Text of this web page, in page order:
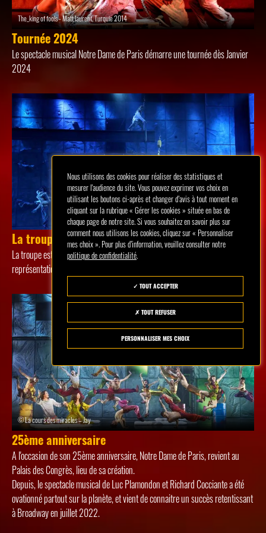
The_king of fools - Matt laurent, Turquie 2014
Tournée 2024
Le spectacle musical Notre Dame de Paris démarre une tournée dès Janvier
2024
La troupe en répétition
La troupe est en répétition depuis début Novembre 2023 pour les premières
représentations au Palais des Congrès de Paris.
© La cours des miracles – Jay
25ème anniversaire
A l'occasion de son 25ème anniversaire, Notre Dame de Paris, revient au
Palais des Congrès, lieu de sa création.
Depuis, le spectacle musical de Luc Plamondon et Richard Cocciante a été
ovationné partout sur la planète, et vient de connaitre un succès retentissant
à Broadway en juillet 2022.
Nous utilisons des cookies pour réaliser des statistiques et
mesurer l'audience du site. Vous pouvez exprimer vos choix en
utilisant les boutons ci-après et changer d’avis à tout moment en
cliquant sur la rubrique « Gérer les cookies » située en bas de
chaque page de notre site. Si vous souhaitez en savoir plus sur
comment nous utilisons les cookies, cliquez sur « Personnaliser
mes choix ». Pour plus d’information, veuillez consulter notre
politique de confidentialité.
TOUT ACCEPTER
TOUT REFUSER
PERSONNALISER MES CHOIX